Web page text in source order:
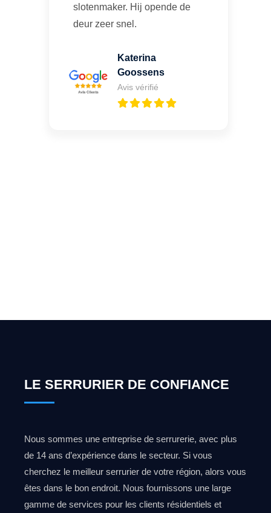
slotenmaker. Hij opende de
deur zeer snel.
Katerina
Goossens
Avis vérifié
LE SERRURIER DE CONFIANCE
Nous sommes une entreprise de serrurerie, avec plus
de 14 ans d’expérience dans le secteur. Si vous
cherchez le meilleur serrurier de votre région, alors vous
êtes dans le bon endroit. Nous fournissons une large
gamme de services pour les clients résidentiels et